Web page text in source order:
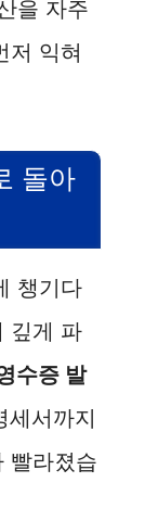
을 자주
저 익혀
돌아
챙기다
깊게 파
수증 발
세서까지
빨라졌습